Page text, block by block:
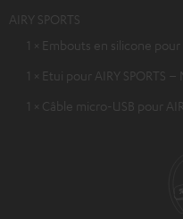
AIRY SPORTS
1 × Embouts en silicone pour
1 × Etui pour AIRY SPORTS –
1 × Câble micro-USB pour